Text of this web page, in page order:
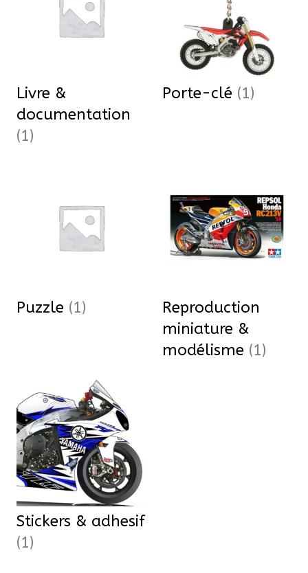
Livre &
documentation
(1)
Porte-clé (1)
Puzzle (1)
Reproduction
miniature &
modélisme (1)
Stickers & adhesif
(1)